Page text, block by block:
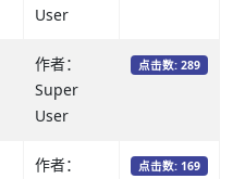
User
作者：
Super
User
点击数: 289
作者：
点击数: 169